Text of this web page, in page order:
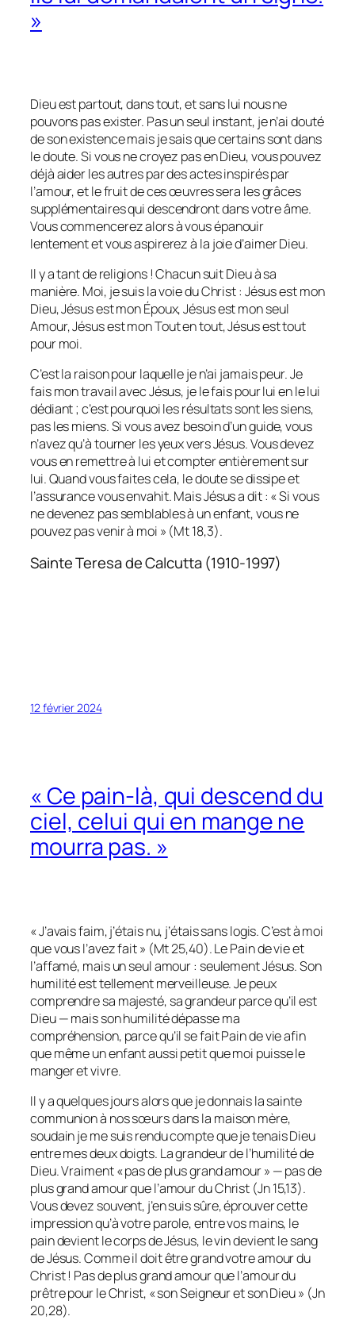
»
Dieu est partout, dans tout, et sans lui nous ne
pouvons pas exister. Pas un seul instant, je n’ai douté
de son existence mais je sais que certains sont dans
le doute. Si vous ne croyez pas en Dieu, vous pouvez
déjà aider les autres par des actes inspirés par
l’amour, et le fruit de ces œuvres sera les grâces
supplémentaires qui descendront dans votre âme.
Vous commencerez alors à vous épanouir
lentement et vous aspirerez à la joie d’aimer Dieu.
Il y a tant de religions ! Chacun suit Dieu à sa
manière. Moi, je suis la voie du Christ : Jésus est mon
Dieu, Jésus est mon Époux, Jésus est mon seul
Amour, Jésus est mon Tout en tout, Jésus est tout
pour moi.
C’est la raison pour laquelle je n’ai jamais peur. Je
fais mon travail avec Jésus, je le fais pour lui en le lui
dédiant ; c’est pourquoi les résultats sont les siens,
pas les miens. Si vous avez besoin d’un guide, vous
n’avez qu’à tourner les yeux vers Jésus. Vous devez
vous en remettre à lui et compter entièrement sur
lui. Quand vous faites cela, le doute se dissipe et
l’assurance vous envahit. Mais Jésus a dit : « Si vous
ne devenez pas semblables à un enfant, vous ne
pouvez pas venir à moi » (Mt 18,3).
Sainte Teresa de Calcutta (1910-1997)
12 février 2024
« Ce pain-là, qui descend du
ciel, celui qui en mange ne
mourra pas. »
« J’avais faim, j’étais nu, j’étais sans logis. C’est à moi
que vous l’avez fait » (Mt 25,40). Le Pain de vie et
l’affamé, mais un seul amour : seulement Jésus. Son
humilité est tellement merveilleuse. Je peux
comprendre sa majesté, sa grandeur parce qu’il est
Dieu — mais son humilité dépasse ma
compréhension, parce qu’il se fait Pain de vie afin
que même un enfant aussi petit que moi puisse le
manger et vivre.
Il y a quelques jours alors que je donnais la sainte
communion à nos sœurs dans la maison mère,
soudain je me suis rendu compte que je tenais Dieu
entre mes deux doigts. La grandeur de l’humilité de
Dieu. Vraiment « pas de plus grand amour » — pas de
plus grand amour que l’amour du Christ (Jn 15,13).
Vous devez souvent, j’en suis sûre, éprouver cette
impression qu’à votre parole, entre vos mains, le
pain devient le corps de Jésus, le vin devient le sang
de Jésus. Comme il doit être grand votre amour du
Christ ! Pas de plus grand amour que l’amour du
prêtre pour le Christ, « son Seigneur et son Dieu » (Jn
20,28).